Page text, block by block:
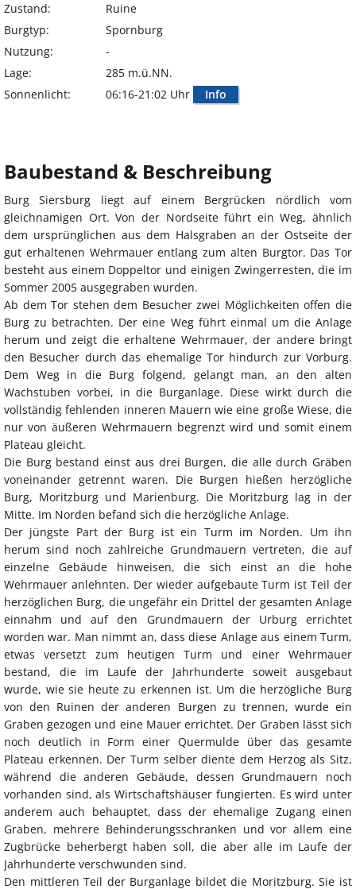
Zustand:
Ruine
Burgtyp:
Spornburg
Nutzung:
-
Lage:
285 m.ü.NN.
Sonnenlicht:
06:16-21:02 Uhr Info
Baubestand & Beschreibung
Burg Siersburg liegt auf einem Bergrücken nördlich vom
gleichnamigen Ort. Von der Nordseite führt ein Weg, ähnlich
dem ursprünglichen aus dem Halsgraben an der Ostseite der
gut erhaltenen Wehrmauer entlang zum alten Burgtor. Das Tor
besteht aus einem Doppeltor und einigen Zwingerresten, die im
Sommer 2005 ausgegraben wurden.
Ab dem Tor stehen dem Besucher zwei Möglichkeiten offen die
Burg zu betrachten. Der eine Weg führt einmal um die Anlage
herum und zeigt die erhaltene Wehrmauer, der andere bringt
den Besucher durch das ehemalige Tor hindurch zur Vorburg.
Dem Weg in die Burg folgend, gelangt man, an den alten
Wachstuben vorbei, in die Burganlage. Diese wirkt durch die
vollständig fehlenden inneren Mauern wie eine große Wiese, die
nur von äußeren Wehrmauern begrenzt wird und somit einem
Plateau gleicht.
Die Burg bestand einst aus drei Burgen, die alle durch Gräben
voneinander getrennt waren. Die Burgen hießen herzögliche
Burg, Moritzburg und Marienburg. Die Moritzburg lag in der
Mitte. Im Norden befand sich die herzögliche Anlage.
Der jüngste Part der Burg ist ein Turm im Norden. Um ihn
herum sind noch zahlreiche Grundmauern vertreten, die auf
einzelne Gebäude hinweisen, die sich einst an die hohe
Wehrmauer anlehnten. Der wieder aufgebaute Turm ist Teil der
herzöglichen Burg, die ungefähr ein Drittel der gesamten Anlage
einnahm und auf den Grundmauern der Urburg errichtet
worden war. Man nimmt an, dass diese Anlage aus einem Turm,
etwas versetzt zum heutigen Turm und einer Wehrmauer
bestand, die im Laufe der Jahrhunderte soweit ausgebaut
wurde, wie sie heute zu erkennen ist. Um die herzögliche Burg
von den Ruinen der anderen Burgen zu trennen, wurde ein
Graben gezogen und eine Mauer errichtet. Der Graben lässt sich
noch deutlich in Form einer Quermulde über das gesamte
Plateau erkennen. Der Turm selber diente dem Herzog als Sitz,
während die anderen Gebäude, dessen Grundmauern noch
vorhanden sind, als Wirtschaftshäuser fungierten. Es wird unter
anderem auch behauptet, dass der ehemalige Zugang einen
Graben, mehrere Behinderungsschranken und vor allem eine
Zugbrücke beherbergt haben soll, die aber alle im Laufe der
Jahrhunderte verschwunden sind.
Den mittleren Teil der Burganlage bildet die Moritzburg. Sie ist